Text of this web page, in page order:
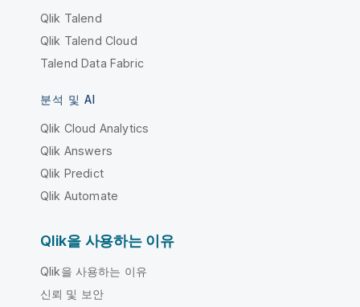
Qlik Talend
Qlik Talend Cloud
Talend Data Fabric
분석 및 AI
Qlik Cloud Analytics
Qlik Answers
Qlik Predict
Qlik Automate
Qlik을 사용하는 이유
Qlik을 사용하는 이유
신뢰 및 보안